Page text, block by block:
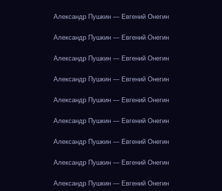
Александр Пушкин — Евгений Онегин
Александр Пушкин — Евгений Онегин
Александр Пушкин — Евгений Онегин
Александр Пушкин — Евгений Онегин
Александр Пушкин — Евгений Онегин
Александр Пушкин — Евгений Онегин
Александр Пушкин — Евгений Онегин
Александр Пушкин — Евгений Онегин
Александр Пушкин — Евгений Онегин